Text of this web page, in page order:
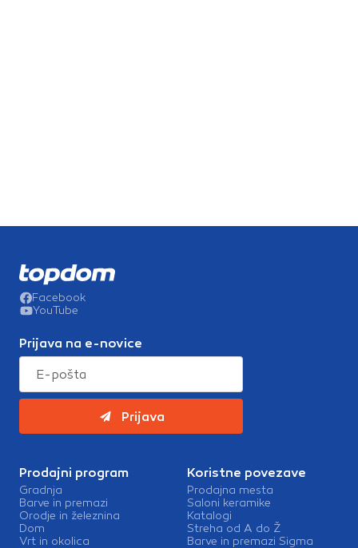
Facebook
YouTube
Prijava na e-novice
Prijava
Prodajni program
Gradnja
Barve in premazi
Orodje in železnina
Dom
Vrt in okolica
Koristne povezave
Prodajna mesta
Saloni keramike
Katalogi
Streha od A do Ž
Barve in premazi Sigma